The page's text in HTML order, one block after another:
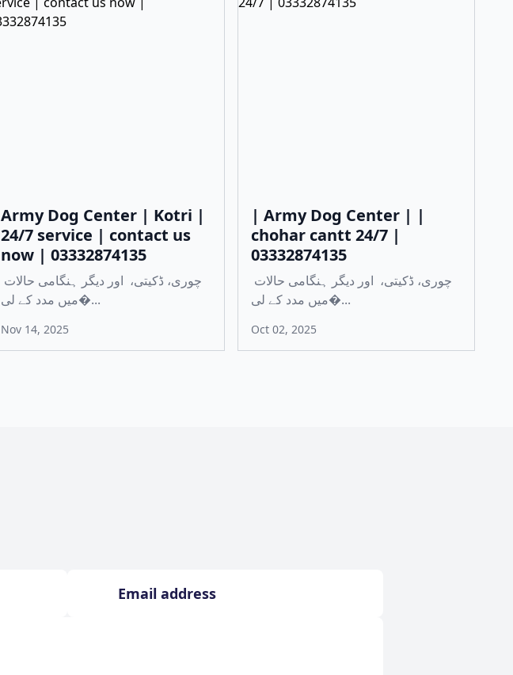
Army Dog Center | Kotri |
24/7 service | contact us
now | 03332874135
میں مدد کے لی�...
Nov 14, 2025
| Army Dog Center | |
chohar cantt 24/7 |
03332874135
میں مدد کے لی�...
Oct 02, 2025